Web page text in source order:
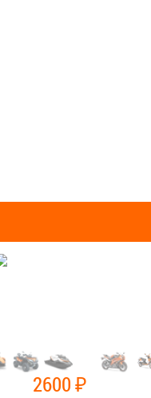
2600₽